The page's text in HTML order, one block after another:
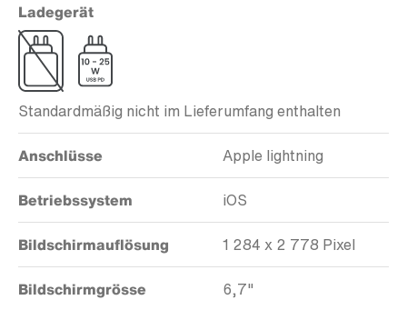
Ladegerät
Standardmäßig nicht im Lieferumfang enthalten
Anschlüsse Apple lightning
Betriebssystem iOS
Bildschirmauflösung 1 284 x 2 778 Pixel
Bildschirmgrösse 6,7"